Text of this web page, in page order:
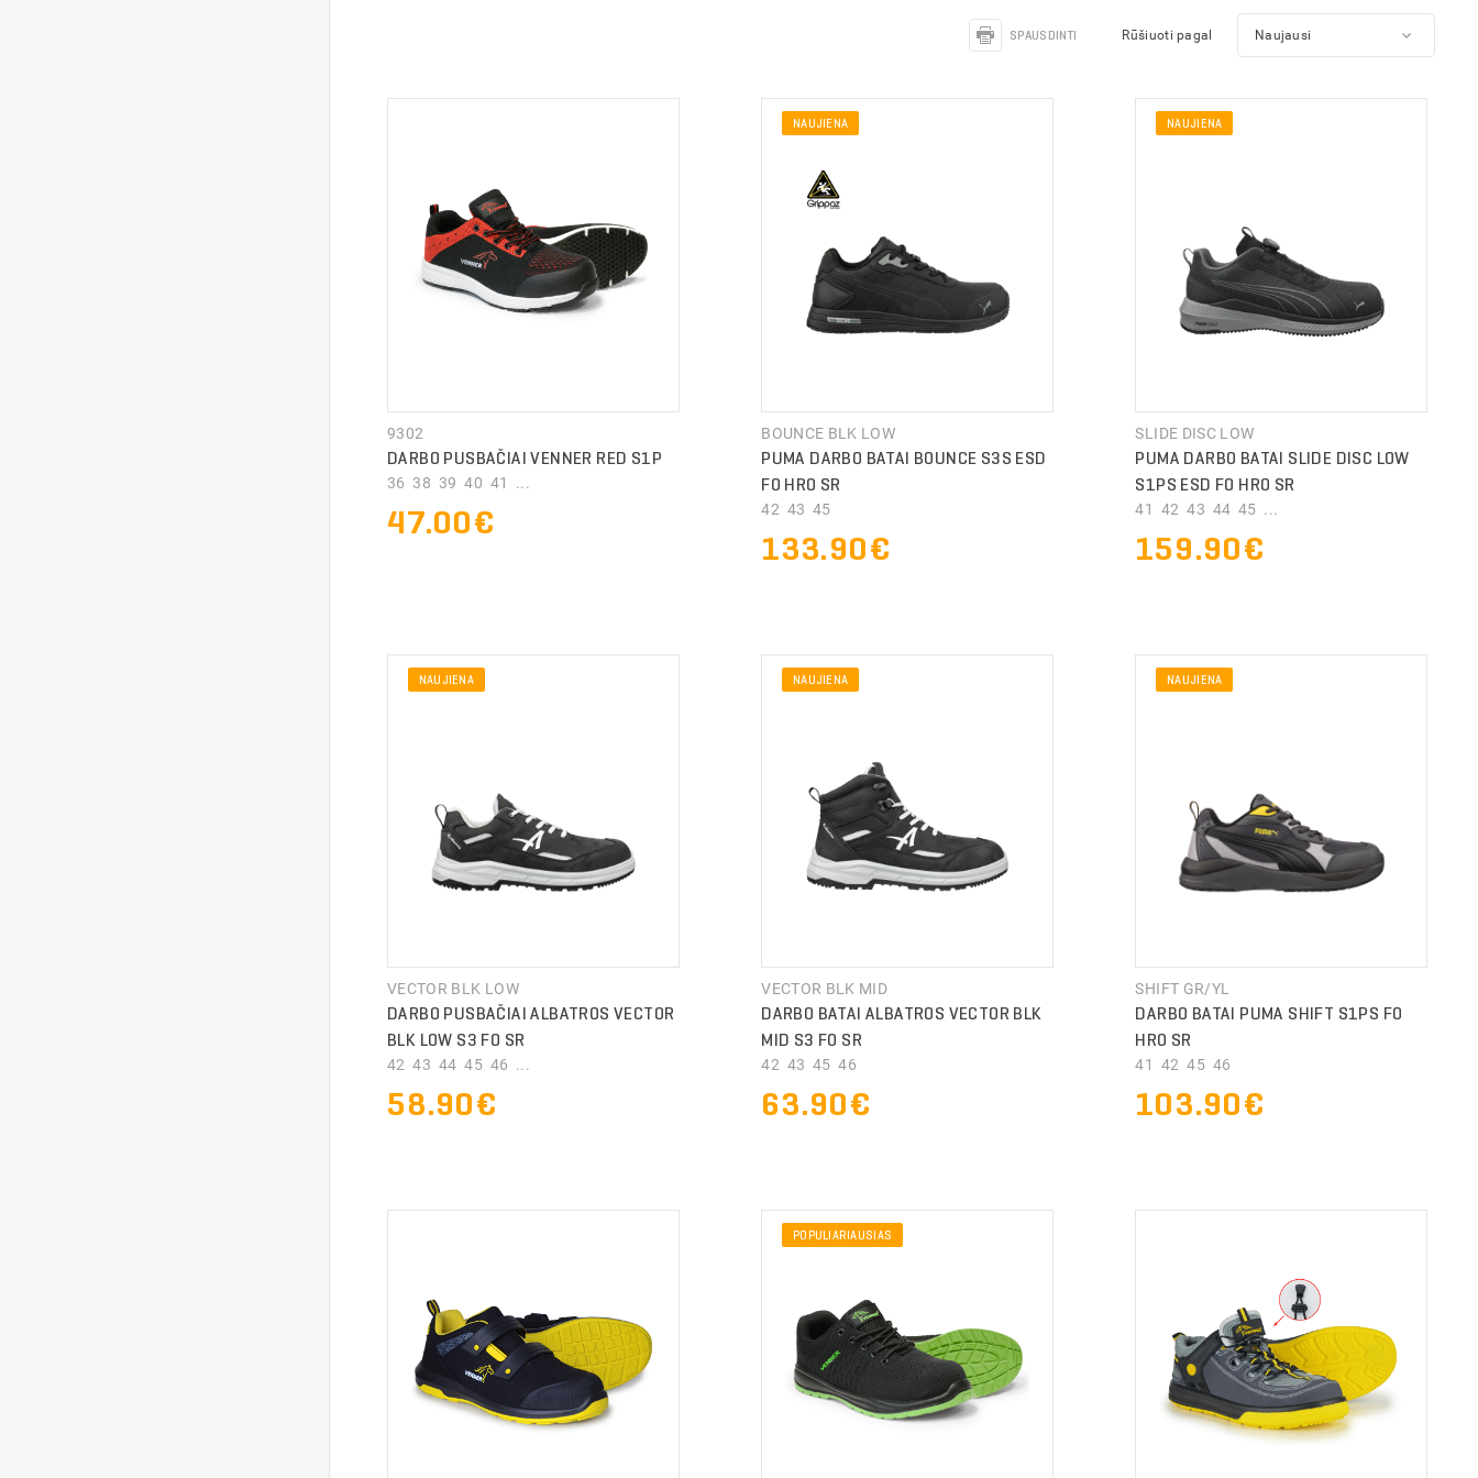
Pakavimo medžiagos
SPAUSDINTI Rūšiuoti pagal
9302
DARBO PUSBAČIAI VENNER RED S1P
36 38 39 40 41 ...
47.00€
BOUNCE BLK LOW
PUMA DARBO BATAI BOUNCE S3S ESD
FO HRO SR
42 43 45
133.90€
NAUJIENA
SLIDE DISC LOW
PUMA DARBO BATAI SLIDE DISC LOW
S1PS ESD FO HRO SR
41 42 43 44 45 ...
159.90€
NAUJIENA
VECTOR BLK LOW
DARBO PUSBAČIAI ALBATROS VECTOR
BLK LOW S3 FO SR
42 43 44 45 46 ...
58.90€
NAUJIENA
VECTOR BLK MID
DARBO BATAI ALBATROS VECTOR BLK
MID S3 FO SR
42 43 45 46
63.90€
NAUJIENA
SHIFT GR/YL
DARBO BATAI PUMA SHIFT S1PS FO
HRO SR
41 42 45 46
103.90€
NAUJIENA
POPULIARIAUSIAS